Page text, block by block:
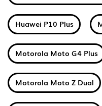
Huawei P10 Plus
Motorola Moto G4 Plus
Motorola Moto Z Dual